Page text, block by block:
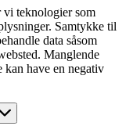
vi teknologier som
Samtykke til
data såsom
Manglende
have en negativ